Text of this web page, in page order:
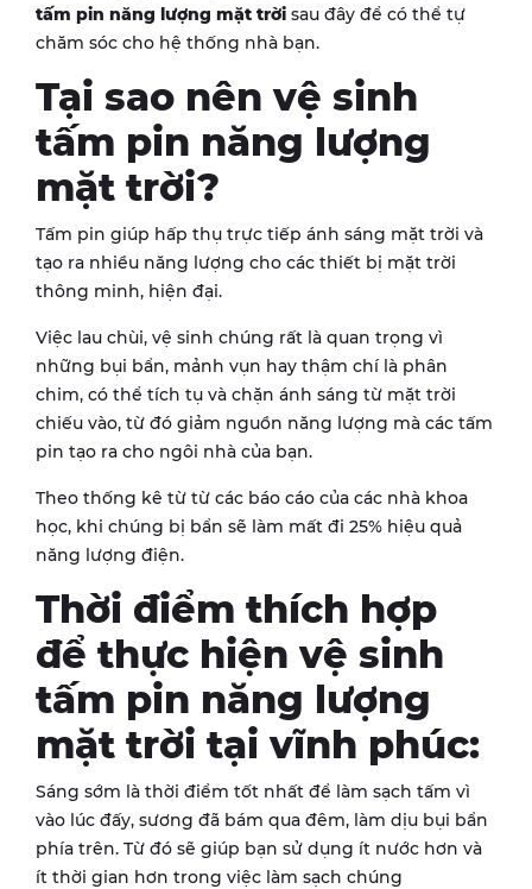
tấm pin năng lượng mặt trời sau đây để có thể tự
chăm sóc cho hệ thống nhà bạn.
Tại sao nên vệ sinh
tấm pin năng lượng
mặt trời?
Tấm pin giúp hấp thụ trực tiếp ánh sáng mặt trời và
tạo ra nhiều năng lượng cho các thiết bị mặt trời
thông minh, hiện đại.
Việc lau chùi, vệ sinh chúng rất là quan trọng vì
những bụi bẩn, mảnh vụn hay thậm chí là phân
chim, có thể tích tụ và chặn ánh sáng từ mặt trời
chiếu vào, từ đó giảm nguồn năng lượng mà các tấm
pin tạo ra cho ngôi nhà của bạn.
Theo thống kê từ từ các báo cáo của các nhà khoa
học, khi chúng bị bẩn sẽ làm mất đi 25% hiệu quả
năng lượng điện.
Thời điểm thích hợp
để thực hiện vệ sinh
tấm pin năng lượng
mặt trời tại vĩnh phúc:
Sáng sớm là thời điểm tốt nhất để làm sạch tấm vì
vào lúc đấy, sương đã bám qua đêm, làm dịu bụi bẩn
phía trên. Từ đó sẽ giúp bạn sử dụng ít nước hơn và
ít thời gian hơn trong việc làm sạch chúng